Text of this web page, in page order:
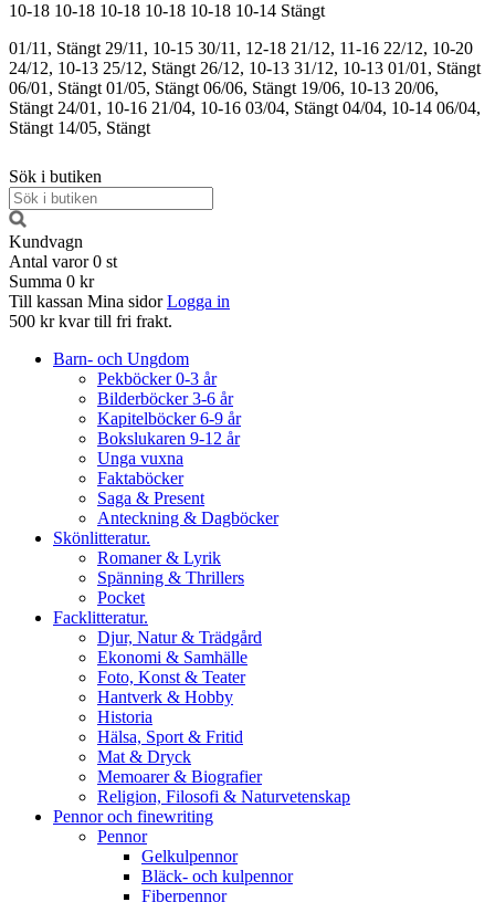
10-18 10-18 10-18 10-18 10-18 10-14 Stängt
01/11, Stängt 29/11, 10-15 30/11, 12-18 21/12, 11-16 22/12, 10-20
24/12, 10-13 25/12, Stängt 26/12, 10-13 31/12, 10-13 01/01, Stängt
06/01, Stängt 01/05, Stängt 06/06, Stängt 19/06, 10-13 20/06,
Stängt 24/01, 10-16 21/04, 10-16 03/04, Stängt 04/04, 10-14 06/04,
Stängt 14/05, Stängt
Sök i butiken
Kundvagn
Antal varor 0 st
Summa 0 kr
Till kassan Mina sidor Logga in
500 kr kvar till fri frakt.
Barn- och Ungdom
Pekböcker 0-3 år
Bilderböcker 3-6 år
Kapitelböcker 6-9 år
Bokslukaren 9-12 år
Unga vuxna
Faktaböcker
Saga & Present
Anteckning & Dagböcker
Skönlitteratur.
Romaner & Lyrik
Spänning & Thrillers
Pocket
Facklitteratur.
Djur, Natur & Trädgård
Ekonomi & Samhälle
Foto, Konst & Teater
Hantverk & Hobby
Historia
Hälsa, Sport & Fritid
Mat & Dryck
Memoarer & Biografier
Religion, Filosofi & Naturvetenskap
Pennor och finewriting
Pennor
Gelkulpennor
Bläck- och kulpennor
Fiberpennor